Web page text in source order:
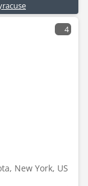
4
New York, US